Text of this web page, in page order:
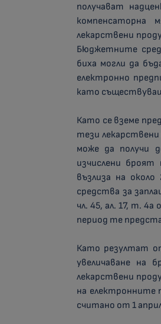
получават
компенсаторна
лекарствени
Бюджетните
биха могли да
електронно
като
Като се вземе
тези лекарствени
може да получи
изчислени
възлиза на
средства за
чл. 45, ал. 17, т.
период те
Като резултат
увеличаване на
лекарствени
на електронните
считано от 1